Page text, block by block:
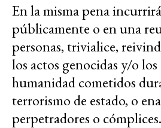
En la misma pena
públicamente o en una
personas, trivialice,
los actos genocidas y/o los
humanidad cometidos
terrorismo de estado, o
perpetradores o cómplices.